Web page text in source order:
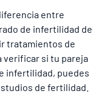
entre
de infertilidad de
tratamientos de
verificar si tu pareja
infertilidad, puedes
de fertilidad.